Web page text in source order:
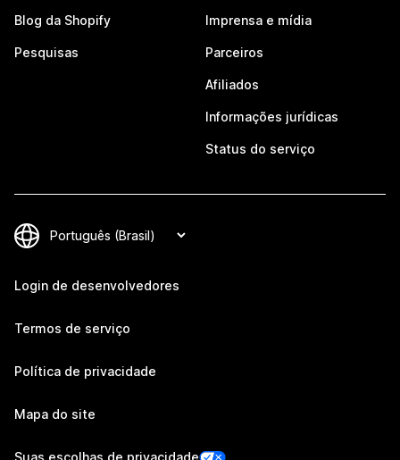
Blog da Shopify
Pesquisas
Imprensa e mídia
Parceiros
Afiliados
Informações jurídicas
Status do serviço
Login de desenvolvedores
Termos de serviço
Política de privacidade
Mapa do site